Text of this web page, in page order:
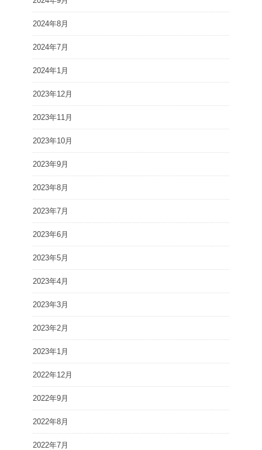
2024年8月
2024年7月
2024年1月
2023年12月
2023年11月
2023年10月
2023年9月
2023年8月
2023年7月
2023年6月
2023年5月
2023年4月
2023年3月
2023年2月
2023年1月
2022年12月
2022年9月
2022年8月
2022年7月